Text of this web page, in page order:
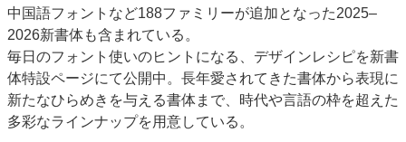
中国語フォントなど188ファミリーが追加となった2025–
2026新書体も含まれている。
毎日のフォント使いのヒントになる、デザインレシピを新書
体特設ページにて公開中。長年愛されてきた書体から表現に
新たなひらめきを与える書体まで、時代や言語の枠を超えた
多彩なラインナップを用意している。